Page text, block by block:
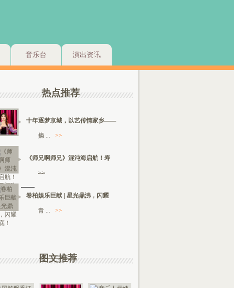
音乐台 演出资讯
热点推荐
十年逐梦京城，以艺传情家乡——
摘 ... >>
《师兄啊师兄》混沌海启航！寿
>>
卷柏娱乐巨献 | 星光鼎沸，闪耀
青 ... >>
图文推荐